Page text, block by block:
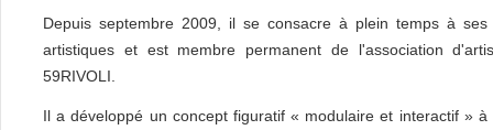
Depuis septembre 2009, il se consacre à plein temps à ses
artistiques et est membre permanent de l'association
59RIVOLI.
Il a développé un concept figuratif « modulaire et interactif » à